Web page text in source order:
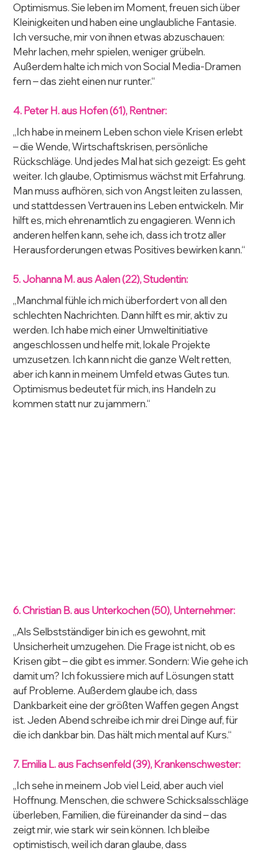
Optimismus. Sie leben im Moment, freuen sich über
Kleinigkeiten und haben eine unglaubliche Fantasie.
Ich versuche, mir von ihnen etwas abzuschauen:
Mehr lachen, mehr spielen, weniger grübeln.
Außerdem halte ich mich von Social Media-Dramen
fern – das zieht einen nur runter.“
4. Peter H. aus Hofen (61), Rentner:
„Ich habe in meinem Leben schon viele Krisen erlebt
– die Wende, Wirtschaftskrisen, persönliche
Rückschläge. Und jedes Mal hat sich gezeigt: Es geht
weiter. Ich glaube, Optimismus wächst mit Erfahrung.
Man muss aufhören, sich von Angst leiten zu lassen,
und stattdessen Vertrauen ins Leben entwickeln. Mir
hilft es, mich ehrenamtlich zu engagieren. Wenn ich
anderen helfen kann, sehe ich, dass ich trotz aller
Herausforderungen etwas Positives bewirken kann.“
5. Johanna M. aus Aalen (22), Studentin:
„Manchmal fühle ich mich überfordert von all den
schlechten Nachrichten. Dann hilft es mir, aktiv zu
werden. Ich habe mich einer Umweltinitiative
angeschlossen und helfe mit, lokale Projekte
umzusetzen. Ich kann nicht die ganze Welt retten,
aber ich kann in meinem Umfeld etwas Gutes tun.
Optimismus bedeutet für mich, ins Handeln zu
kommen statt nur zu jammern.“
6. Christian B. aus Unterkochen (50), Unternehmer:
„Als Selbstständiger bin ich es gewohnt, mit
Unsicherheit umzugehen. Die Frage ist nicht, ob es
Krisen gibt – die gibt es immer. Sondern: Wie gehe ich
damit um? Ich fokussiere mich auf Lösungen statt
auf Probleme. Außerdem glaube ich, dass
Dankbarkeit eine der größten Waffen gegen Angst
ist. Jeden Abend schreibe ich mir drei Dinge auf, für
die ich dankbar bin. Das hält mich mental auf Kurs.“
7. Emilia L. aus Fachsenfeld (39), Krankenschwester:
„Ich sehe in meinem Job viel Leid, aber auch viel
Hoffnung. Menschen, die schwere Schicksalsschläge
überleben, Familien, die füreinander da sind – das
zeigt mir, wie stark wir sein können. Ich bleibe
optimistisch, weil ich daran glaube, dass